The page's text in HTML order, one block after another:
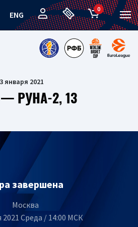
ENG
0
2021
РУНА-2, 13
завершена
Москва
2021 Среда / 14:00 МСК